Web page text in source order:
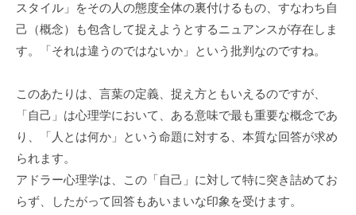
スタイル」をその人の態度全体の裏付けるもの、すなわち自
己（概念）も包含して捉えようとするニュアンスが存在しま
す。「それは違うのではないか」という批判なのですね。
このあたりは、言葉の定義、捉え方ともいえるのですが、
「自己」は心理学において、ある意味で最も重要な概念であ
り、「人とは何か」という命題に対する、本質な回答が求め
られます。
アドラー心理学は、この「自己」に対して特に突き詰めてお
らず、したがって回答もあいまいな印象を受けます。